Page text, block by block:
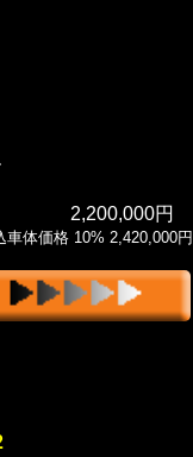
2,200,000円
車体価格 10% 2,420,000円